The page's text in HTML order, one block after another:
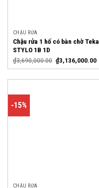
CHẬU RỬA
Chậu rửa 1 hố có bàn chờ Teka
STYLO 1B 1D
₫3,690,000.00 ₫3,136,000.00
-15%
CHẬU RỬA